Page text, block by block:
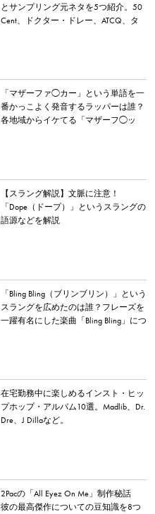
とサンプリング元ネタを5つ紹介。50
Cent、ドクター・ドレー、ATCQ、タ
「マザーファ◯カー」という単語を一
番かっこよく発音するラッパーは誰？
各地域からイケてる「マザーフ◯ッ
【スラング解説】文脈に注意！
「Dope（ドープ）」というスラングの
語源などを解説
「Bling Bling（ブリンブリン）」という
スラングを広めたのは誰？フレーズを
一躍有名にした楽曲「Bling Bling」につ
在宅勤務中に楽しめるインスト・ヒッ
プホップ・アルバム10選。Madlib、Dr.
Dre、J Dillaなど。
2Pacの「All Eyez On Me」制作秘話
彼の最高傑作についての豆知識を8つ